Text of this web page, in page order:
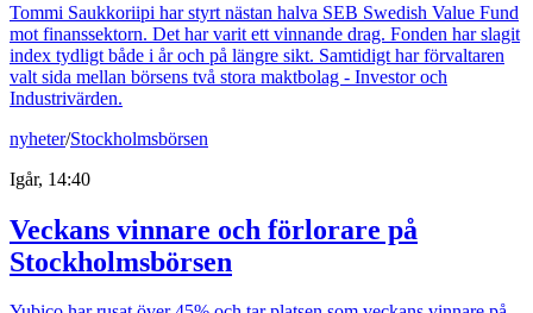
Tommi Saukkoriipi har styrt nästan halva SEB Swedish Value Fund
mot finanssektorn. Det har varit ett vinnande drag. Fonden har slagit
index tydligt både i år och på längre sikt. Samtidigt har förvaltaren
valt sida mellan börsens två stora maktbolag - Investor och
Industrivärden.
nyheter/Stockholmsbörsen
Igår, 14:40
Veckans vinnare och förlorare på
Stockholmsbörsen